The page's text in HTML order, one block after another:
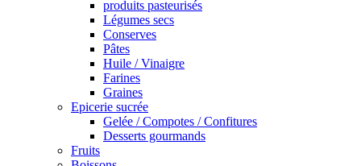
produits pasteurisés
Légumes secs
Conserves
Pâtes
Huile / Vinaigre
Farines
Graines
Epicerie sucrée
Gelée / Compotes / Confitures
Desserts gourmands
Fruits